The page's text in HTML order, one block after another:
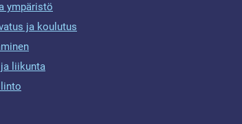
ympäristö
ja koulutus
liikunta